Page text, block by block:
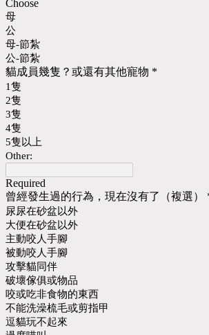
Choose
母
公
母-節紮
公-節紮
貓成員幾隻？或還有其他寵物 *
1隻
2隻
3隻
4隻
5隻以上
Other:
Required
曾經發生過的行為，現在沒有了（複選）
尿尿在砂盆以外
大便在砂盆以外
主動咬人手腳
被動咬人手腳
攻擊貓同伴
破壞傢俱或物品
咬或吃非食物的東西
不能洗澡梳毛或剪指甲
逗貓玩不起來